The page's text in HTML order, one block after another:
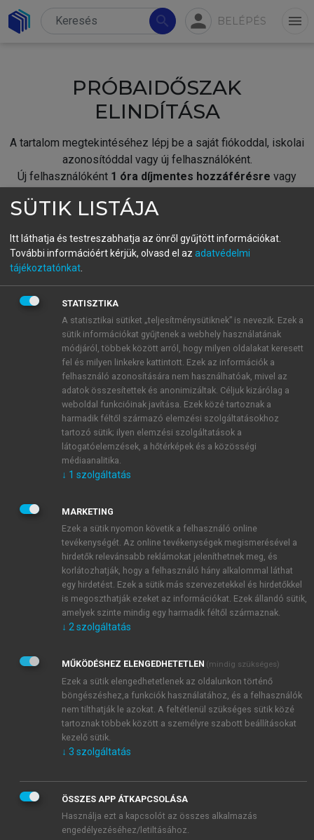
search person BELÉPÉS menu
PRÓBAIDŐSZAK
ELINDÍTÁSA
A tartalom megtekintéséhez lépj be a saját fiókoddal, iskolai
azonosítóddal vagy új felhasználóként.
Új felhasználóként 1 óra díjmentes hozzáférésre vagy
fiókoddal,vagy hozz létre új fiókot.
A regisztráció után apróbaidőszakautomatikusan
BELÉPÉS SAJÁT FIÓKKAL
ÚJ FIÓK LÉTREHOZÁSA
1 óra díjmentes hozzáférés
E-MAIL-CÍM
JELSZÓ
JELSZÓ ÚJRA
Kérek értesítést a MeRSZ újdonságairól, akcióiról.
Kérek értesítést az Akadémiai Kiadó Zrt. újdonságairól,
Adatkezelési tájékoztatóbanfoglaltakat tudomásul
veszem és elfogadom.
Általános vásárlási feltételeket, valamint a szotar.netés a
mersz.huoldalak licencszerződéseiben foglaltakat
tudomásul veszem és elfogadom.
KIPRÓBÁLOM
SÜTIK LISTÁJA
Itt láthatja és testreszabhatja az önről gyűjtött információkat.
További információért kérjük, olvasd el az adatvédelmi
tájékoztatónkat
STATISZTIKA
A statisztikai sütiket „teljesítménysütiknek” is nevezik. Ezek a
sütik információkat gyűjtenek a webhely használatának
módjáról, többek között arról, hogy milyen oldalakat keresett
fel és milyen linkekre kattintott. Ezek az információk a
felhasználó azonosítására nem használhatóak, mivel az
adatok összesítettek és anonimizáltak. Céljuk kizárólag a
weboldal funkcióinak javítása. Ezek közé tartoznak a
harmadik féltől származó elemzési szolgáltatásokhoz
tartozó sütik; ilyen elemzési szolgáltatások a
látogatóelemzések, a hőtérképek és a közösségi
médiaanalitika.
↓ 1 szolgáltatás
MARKETING
Ezek a sütik nyomon követik a felhasználó online
tevékenységét. Az online tevékenységek megismerésével a
hirdetők relevánsabb reklámokat jeleníthetnek meg, és
korlátozhatják, hogy a felhasználó hány alkalommal láthat
egy hirdetést. Ezek a sütik más szervezetekkel és hirdetőkkel
is megoszthatják ezeket az információkat. Ezek állandó sütik,
amelyek szinte mindig egy harmadik féltől származnak.
↓ 2 szolgáltatás
MŰKÖDÉSHEZ ELENGEDHETETLEN (mindig szükséges)
Ezek a sütik elengedhetetlenek az oldalunkon történő
böngészéshez,a funkciók használatához, és a felhasználók
nem tilthatják le azokat. A feltétlenül szükséges sütik közé
tartoznak többek között a személyre szabott beállításokat
kezelő sütik.
↓ 3 szolgáltatás
ÖSSZES APP ÁTKAPCSOLÁSA
Használja ezt a kapcsolót az összes alkalmazás
engedélyezéséhez/letiltásához.